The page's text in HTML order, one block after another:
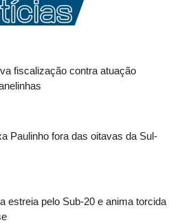
fiscalização contra atuação
Paulinho fora das oitavas da Sul-
estreia pelo Sub-20 e anima torcida